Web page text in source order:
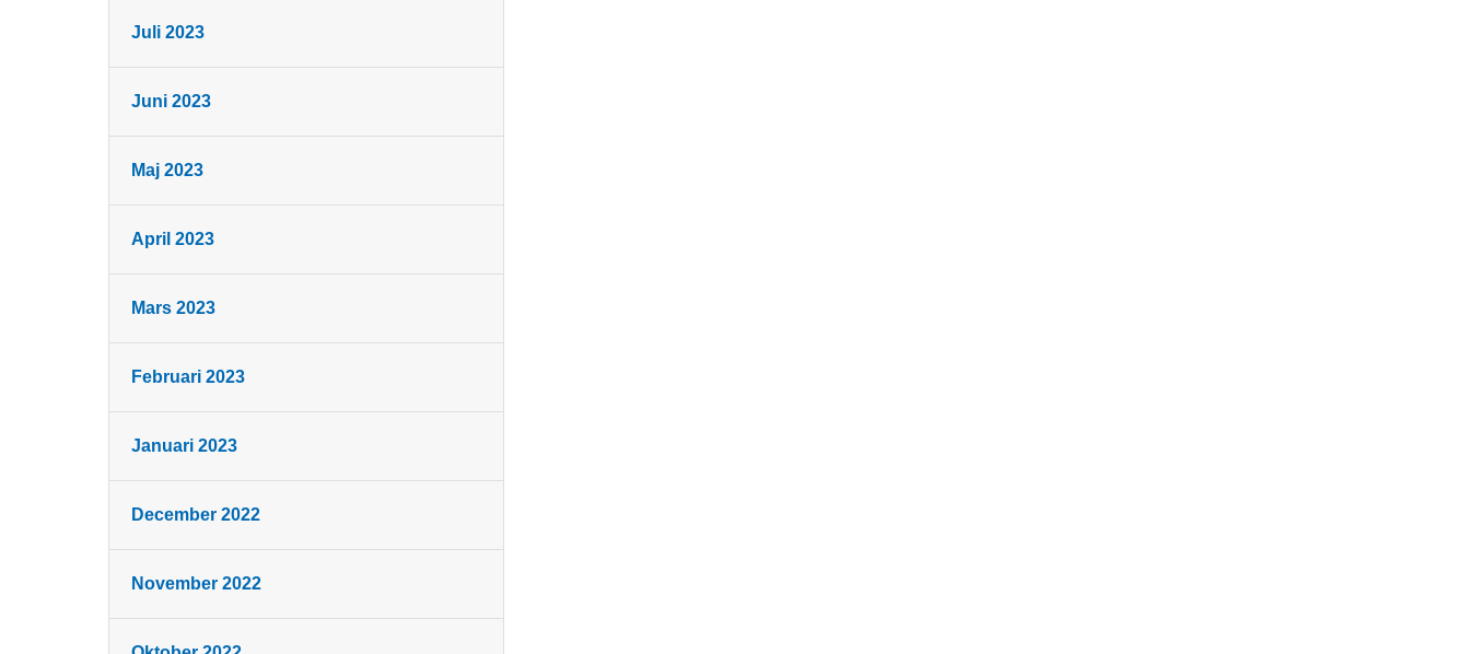
Juli 2023
Juni 2023
Maj 2023
April 2023
Mars 2023
Februari 2023
Januari 2023
December 2022
November 2022